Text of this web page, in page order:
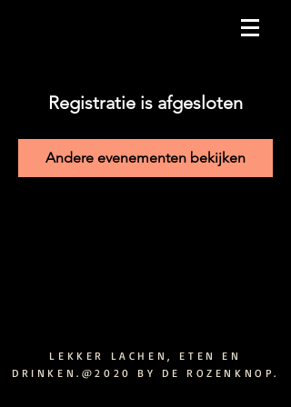
Registratie is afgesloten
Andere evenementen bekijken
LEKKER LACHEN, ETEN EN
DRINKEN.@2020 BY DE ROZENKNOP.